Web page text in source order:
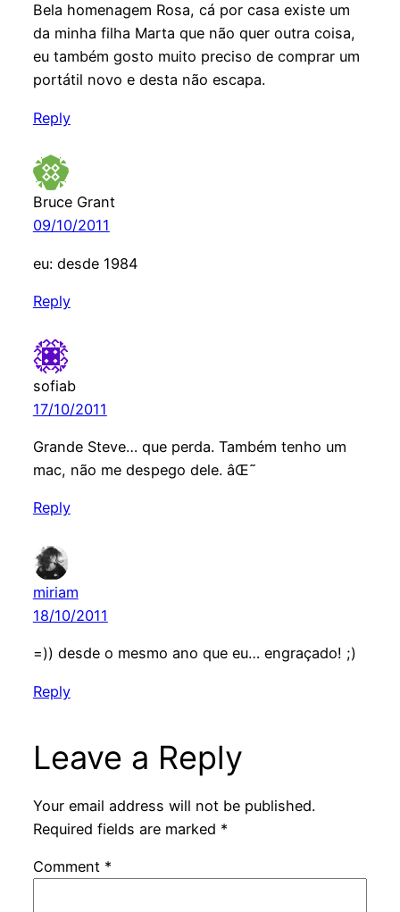
Bela homenagem Rosa, cá por casa existe um
da minha filha Marta que não quer outra coisa,
eu também gosto muito preciso de comprar um
portátil novo e desta não escapa.
Reply
Bruce Grant
09/10/2011
eu: desde 1984
Reply
sofiab
17/10/2011
Grande Steve… que perda. Também tenho um
mac, não me despego dele. âŒ˜
Reply
miriam
18/10/2011
=)) desde o mesmo ano que eu… engraçado! ;)
Reply
Leave a Reply
Your email address will not be published.
Required fields are marked *
Comment *